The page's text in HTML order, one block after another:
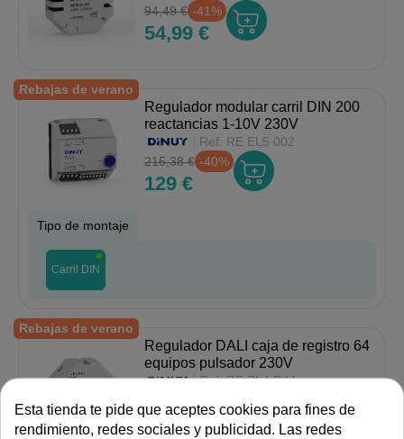
94,49 € -41%
54,99 €
Rebajas de verano
Regulador modular carril DIN 200
reactancias 1-10V 230V
Ref: RE EL5 002
215,38 € -40%
129 €
Tipo de montaje
Carril DIN
Rebajas de verano
Regulador DALI caja de registro 64
equipos pulsador 230V
Ref:RE PLA DA1
74,99 €
Esta tienda te pide que aceptes cookies para fines de
rendimiento, redes sociales y publicidad. Las redes